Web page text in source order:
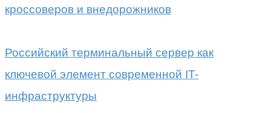
кроссоверов и внедорожников
Российский терминальный сервер как
ключевой элемент современной IT-
инфраструктуры